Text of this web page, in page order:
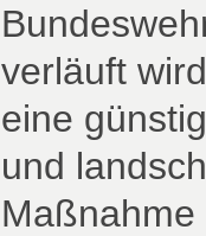
verläuft
eine
und